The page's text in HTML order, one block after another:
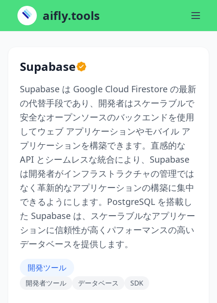
aifly.tools
Supabase
Supabase は Google Cloud Firestore の最新
の代替手段であり、開発者はスケーラブルで
安全なオープンソースのバックエンドを使用
してウェブ アプリケーションやモバイル ア
プリケーションを構築できます。直感的な
API とシームレスな統合により、Supabase
は開発者がインフラストラクチャの管理では
なく革新的なアプリケーションの構築に集中
できるようにします。PostgreSQL を搭載し
た Supabase は、スケーラブルなアプリケー
ションに信頼性が高くパフォーマンスの高い
データベースを提供します。
開発ツール
開発者ツール データベース SDK